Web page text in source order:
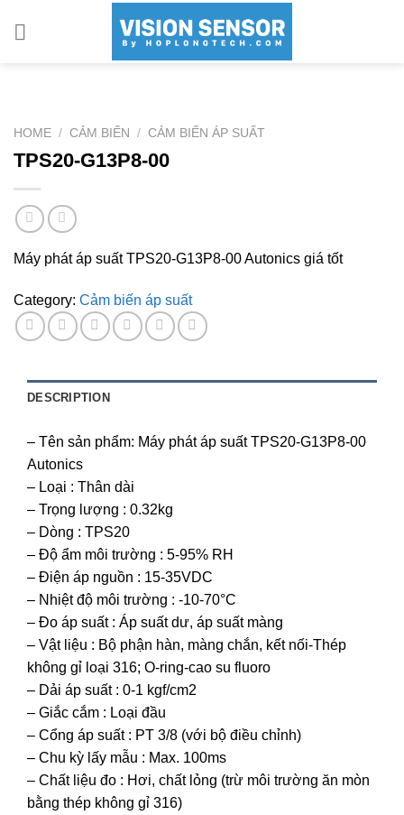
HOME / CẢM BIẾN / CẢM BIẾN ÁP SUẤT
TPS20-G13P8-00
Máy phát áp suất TPS20-G13P8-00 Autonics giá tốt
Category: Cảm biến áp suất
DESCRIPTION
– Tên sản phẩm: Máy phát áp suất TPS20-G13P8-00
Autonics
– Loại : Thân dài
– Trọng lượng : 0.32kg
– Dòng : TPS20
– Độ ẩm môi trường : 5-95% RH
– Điện áp nguồn : 15-35VDC
– Nhiệt độ môi trường : -10-70°C
– Đo áp suất : Áp suất dư, áp suất màng
– Vật liệu : Bộ phận hàn, màng chắn, kết nối-Thép
không gỉ loại 316; O-ring-cao su fluoro
– Dải áp suất : 0-1 kgf/cm2
– Giắc cắm : Loại đầu
– Cổng áp suất : PT 3/8 (với bộ điều chỉnh)
– Chu kỳ lấy mẫu : Max. 100ms
– Chất liệu đo : Hơi, chất lỏng (trừ môi trường ăn mòn
bằng thép không gỉ 316)